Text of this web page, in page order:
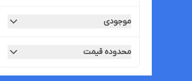
موجودی
محدوده قیمت